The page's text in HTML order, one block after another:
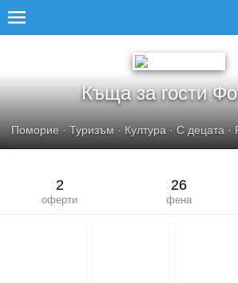
Къща за гости
Поморие · Туризъм · Култура · С децата ·
2
оферти
26
фена